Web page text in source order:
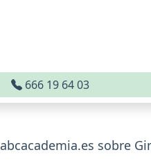
666 19 64 03
sobre